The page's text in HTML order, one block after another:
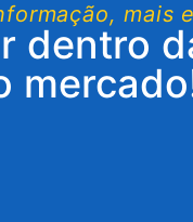
mais
dentro